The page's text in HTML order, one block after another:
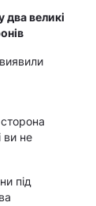
два великі
ви не
під